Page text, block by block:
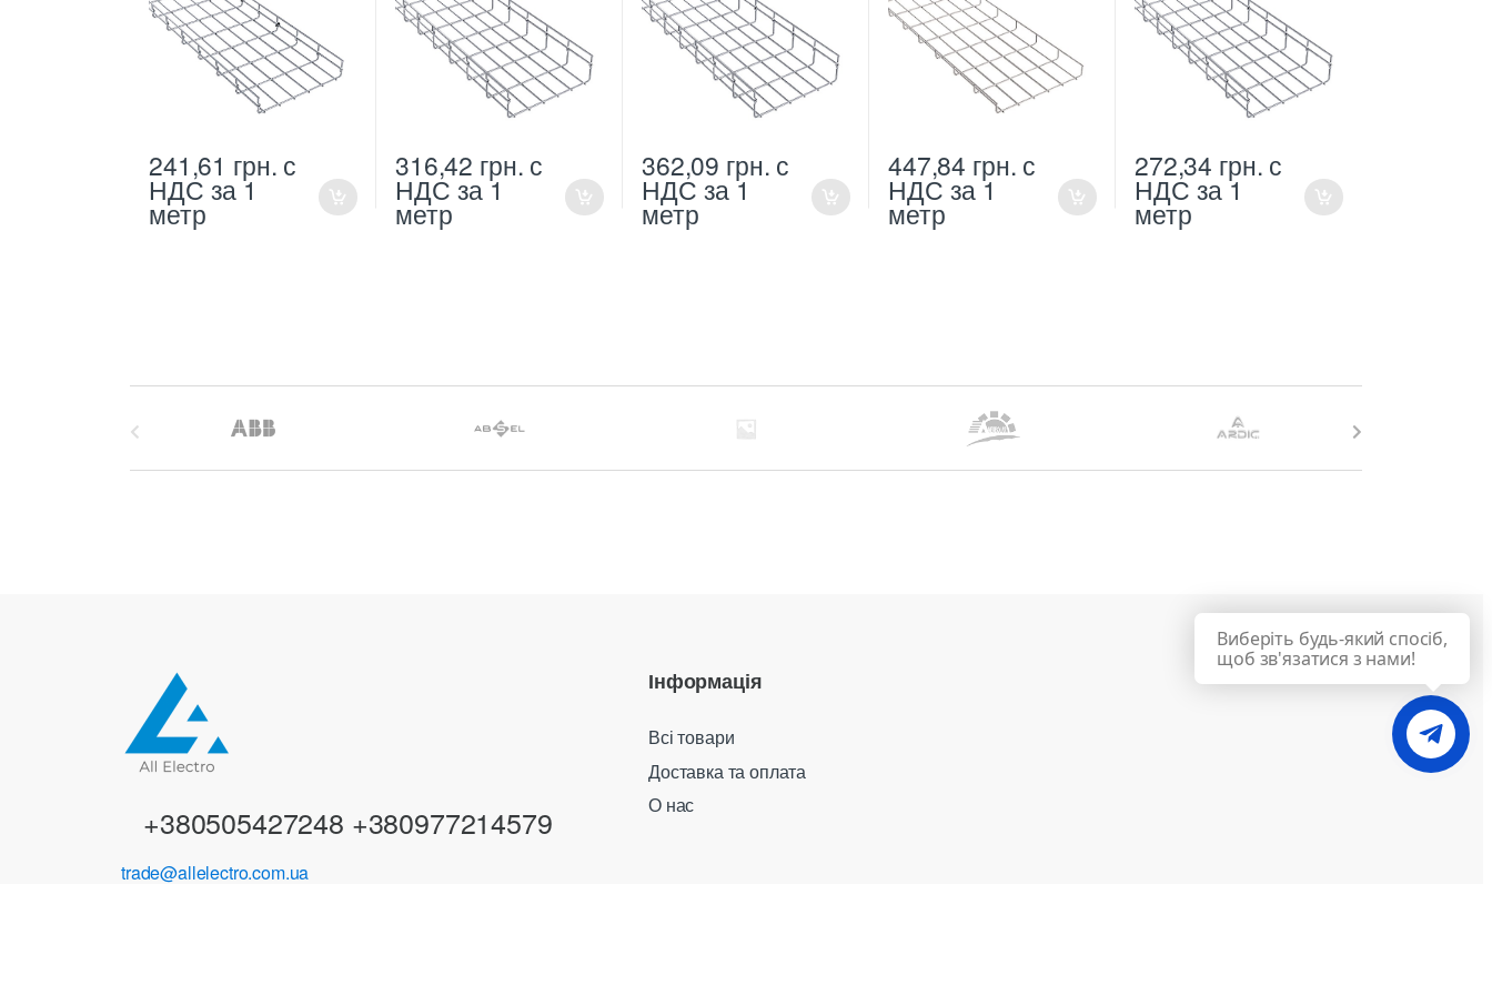
241,61 грн. с
НДС за 1
метр
316,42 грн. с
НДС за 1
метр
362,09 грн. с
НДС за 1
метр
447,84 грн. с
НДС за 1
метр
272,34 грн. с
НДС за 1
метр
+380505427248 +380977214579
trade@allelectro.com.ua
Інформація
Всі товари
Доставка та оплата
О нас
Виберіть будь-який спосіб,
щоб зв'язатися з нами!